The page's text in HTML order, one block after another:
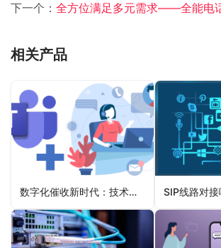
下一个： 全方位满足多元需求——全能电话外呼线
相关产品
数字化催收新时代：技术驱动下的精准债务追讨与风险防控